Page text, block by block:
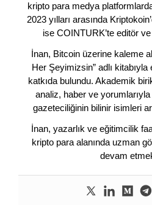
kripto para medya
2023 yılları arasında
ise COINTURK’te editör
İnan, Bitcoin üzerine kaleme
Her Şeyimizsin” adlı
katkıda bulundu. Akademik
analiz, haber ve
gazeteciliğinin bilinir isimleri
İnan, yazarlık ve eğitimcilik
kripto para alanında uzman
devam